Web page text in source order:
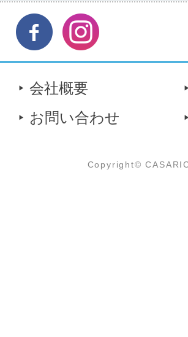
会社概要
お問い合わせ
Copyright©